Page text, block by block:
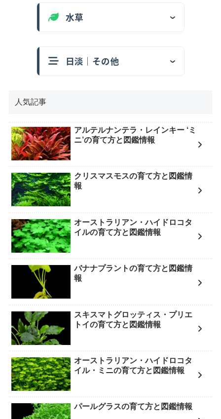
水草
日淡｜その他
人気記事
アルテルナンテラ・レインキー ‘ミ
ニ’の育て方と図鑑情報
クリスマスモスの育て方と図鑑情
報
オーストラリアン・ハイドロコタ
イルの育て方と図鑑情報
バナナプラントの育て方と図鑑情
報
スキスマトグロッティス・プリエ
トイの育て方と図鑑情報
オーストラリアン・ハイドロコタ
イル・ミニの育て方と図鑑情報
パールグラスの育て方と図鑑情報